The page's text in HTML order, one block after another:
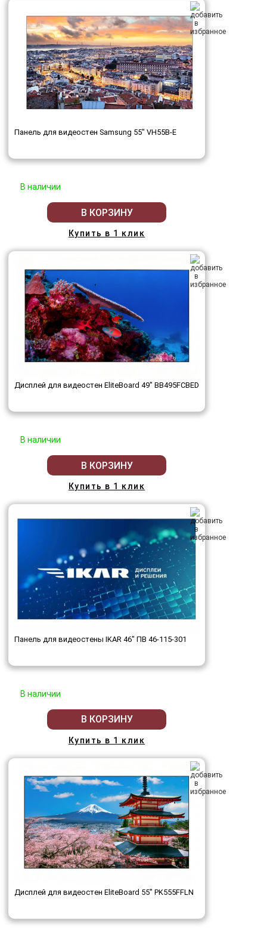
Панель для видеостен Samsung 55" VH55B-E
В наличии
В КОРЗИНУ
Купить в 1 клик
Дисплей для видеостен EliteBoard 49" BB495FCBED
В наличии
В КОРЗИНУ
Купить в 1 клик
Панель для видеостены IKAR 46" ПВ 46-115-301
В наличии
В КОРЗИНУ
Купить в 1 клик
Дисплей для видеостен EliteBoard 55" PK555FFLN